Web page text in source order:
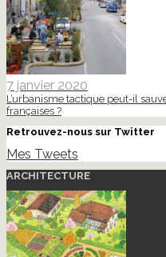
7 janvier 2020
L’urbanisme tactique peut-il
françaises ?
Retrouvez-nous sur Twitter
Mes Tweets
ARCHITECTURE